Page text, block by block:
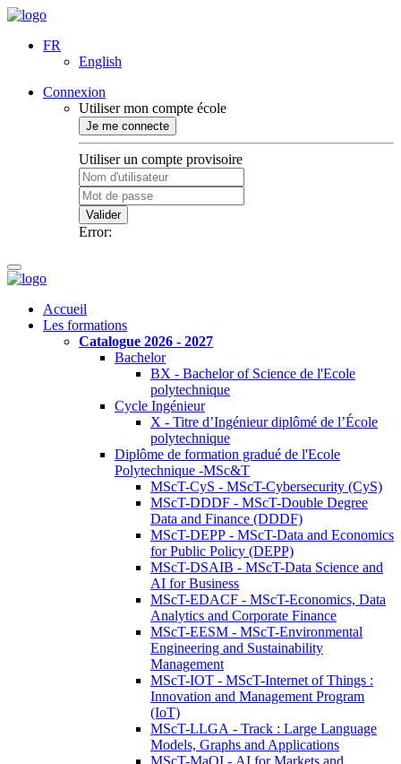
FR
English
Connexion
Utiliser mon compte école
Je me connecte
Utiliser un compte provisoire
Valider
Error:
Accueil
Les formations
Catalogue 2026 - 2027
Bachelor
BX - Bachelor of Science de l'Ecole
polytechnique
Cycle Ingénieur
X - Titre d’Ingénieur diplômé de l’École
polytechnique
Diplôme de formation gradué de l'Ecole
Polytechnique -MSc&T
MScT-CyS - MScT-Cybersecurity (CyS)
MScT-DDDF - MScT-Double Degree
Data and Finance (DDDF)
MScT-DEPP - MScT-Data and Economics
for Public Policy (DEPP)
MScT-DSAIB - MScT-Data Science and
AI for Business
MScT-EDACF - MScT-Economics, Data
Analytics and Corporate Finance
MScT-EESM - MScT-Environmental
Engineering and Sustainability
Management
MScT-IOT - MScT-Internet of Things :
Innovation and Management Program
(IoT)
MScT-LLGA - Track : Large Language
Models, Graphs and Applications
MScT-MaQI - AI for Markets and